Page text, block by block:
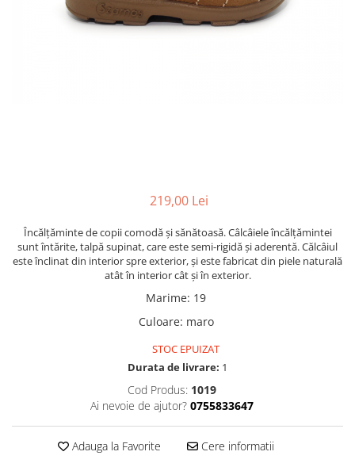
219,00 Lei
Încălțăminte de copii comodă și sănătoasă. Câlcâiele încălțămintei
sunt întărite, talpă supinat, care este semi-rigidă şi aderentă. Călcâiul
este înclinat din interior spre exterior, și este fabricat din piele naturală
atât în interior cât și în exterior.
Marime: 19
Culoare: maro
STOC EPUIZAT
Durata de livrare: 1
Cod Produs: 1019
Ai nevoie de ajutor? 0755833647
Adauga la Favorite Cere informatii